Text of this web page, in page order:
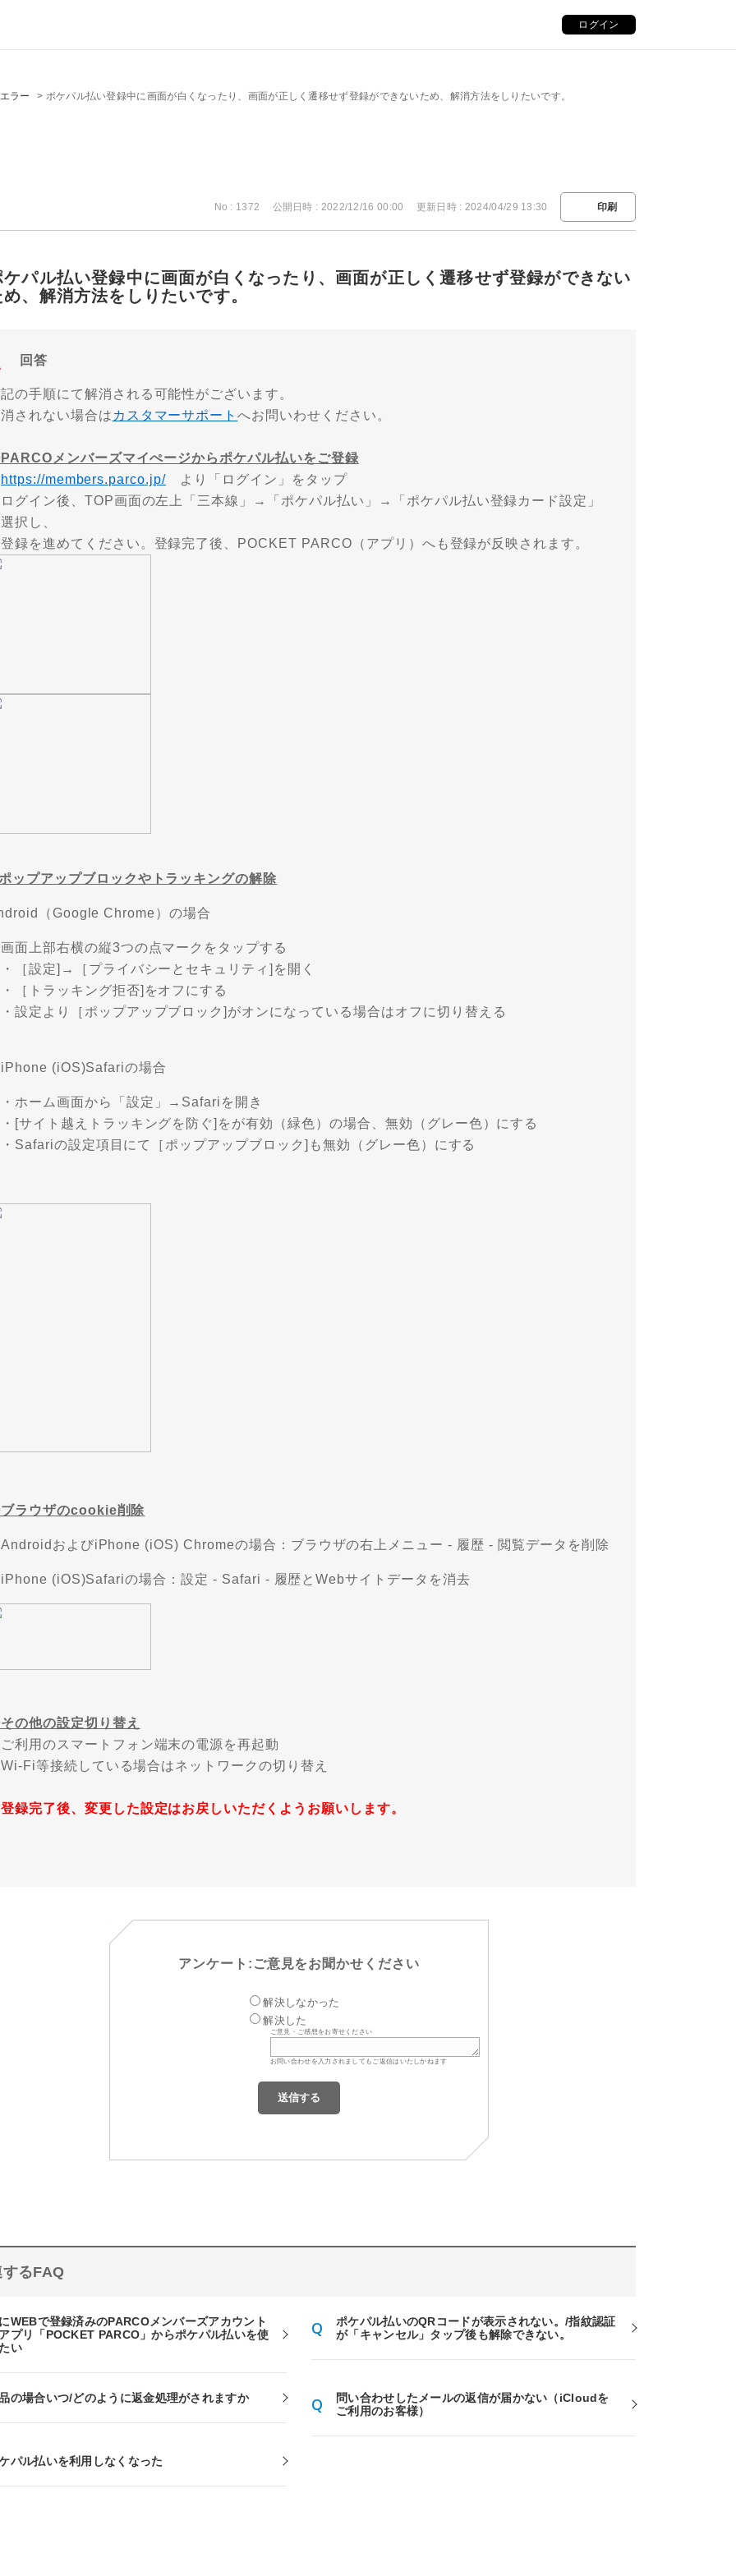
ログイン
エラー > ポケパル払い登録中に画面が白くなったり、画面が正しく遷移せず登録ができないため、解消方法をしりたいです。
No : 1372 公開日時 : 2022/12/16 00:00 更新日時 : 2024/04/29 13:30 印刷
ケパル払い登録中に画面が白くなったり、画面が正しく遷移せず登録ができない
め、解消方法をしりたいです。
回答
の手順にて解消される可能性がございます。
されない場合は カスタマーサポートへお問いわせください。
メンバーズマイぺージからポケパル払いをご登録
https://members.parco.jp/より「ログイン」をタップ
グイン後、TOP画面の左上「三本線」→「ポケパル払い」→「ポケパル払い登録カード設定」
択し、
を進めてください。登録完了後、POCKET PARCO（アプリ）へも登録が反映されます。
ップアップブロックやトラッキングの解除
（Google Chrome）の場合
面上部右横の縦3つの点マークをタップする
設定]→［プライバシーとセキュリティ]を開く
トラッキング拒否]をオフにする
定より［ポップアップブロック]がオンになっている場合はオフに切り替える
(iOS)Safariの場合
ーム画面から「設定」→Safariを開き
サイト越えトラッキングを防ぐ]をが有効（緑色）の場合、無効（グレー色）にする
の設定項目にて［ポップアップブロック]も無効（グレー色）にする
ラウザのcookie削除
およびiPhone (iOS) Chromeの場合：ブラウザの右上メニュー - 履歴 - 閲覧データを削除
(iOS)Safariの場合：設定 - Safari - 履歴とWebサイトデータを消去
の他の設定切り替え
利用のスマートフォン端末の電源を再起動
Fi等接続している場合はネットワークの切り替え
録完了後、変更した設定はお戻しいただくようお願いします。
アンケート:ご意見をお聞かせください
解決しなかった
解決した
ご意見・ご感想をお寄せください
お問い合わせを入力されましてもご返信はいたしかねます
るFAQ
WEBで登録済みのPARCOメンバーズアカウント
プリ「POCKET PARCO」からポケパル払いを使
い
ポケパル払いのQRコードが表示されない。/指紋認証
が「キャンセル」タップ後も解除できない。
の場合いつ/どのように返金処理がされますか
問い合わせしたメールの返信が届かない（iCloudを
ご利用のお客様）
パル払いを利用しなくなった